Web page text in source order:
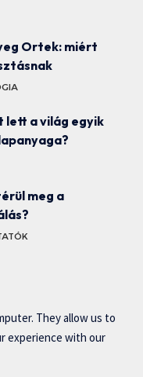
Ortek: miért
lett a világ egyik
meg a
They allow us to
experience with our